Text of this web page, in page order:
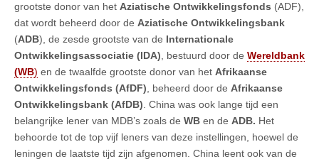
grootste donor van het Aziatische Ontwikkelingsfonds (ADF),
dat wordt beheerd door de Aziatische Ontwikkelingsbank
(ADB), de zesde grootste van de Internationale
Ontwikkelingsassociatie (IDA), bestuurd door de Wereldbank
(WB) en de twaalfde grootste donor van het Afrikaanse
Ontwikkelingsfonds (AfDF), beheerd door de Afrikaanse
Ontwikkelingsbank (AfDB). China was ook lange tijd een
belangrijke lener van MDB’s zoals de WB en de ADB. Het
behoorde tot de top vijf leners van deze instellingen, hoewel de
leningen de laatste tijd zijn afgenomen. China leent ook van de